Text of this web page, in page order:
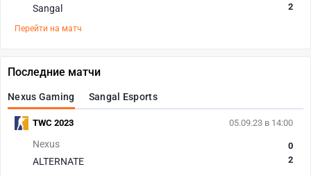
Sangal
2
Перейти на матч
Последние матчи
Nexus Gaming Sangal Esports
05.09.23 в 14:00
Nexus
ALTERNATE
0
2
TWC 2023